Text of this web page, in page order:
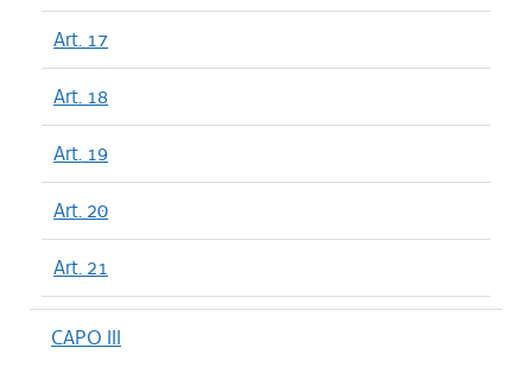
Art. 17
Art. 18
Art. 19
Art. 20
Art. 21
CAPO III